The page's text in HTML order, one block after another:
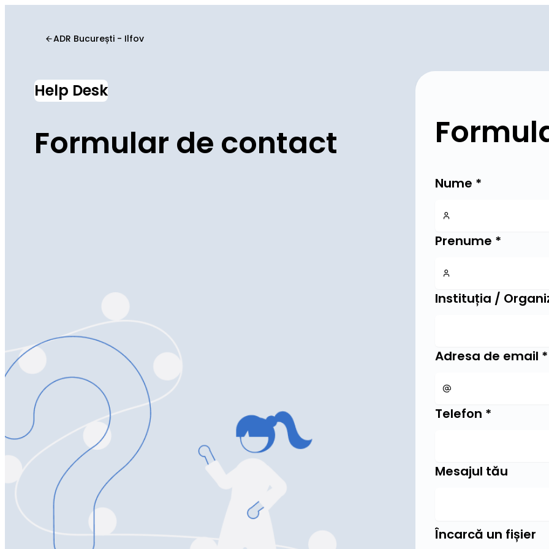
ADR București - Ilfov
Help Desk
Formular de contact
Nume *
Prenume *
Instituția /
Adresa de email *
Telefon *
Mesajul tău
Încarcă un fișier